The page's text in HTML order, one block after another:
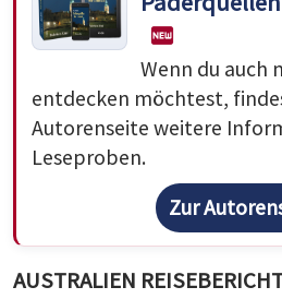
Wenn du auch
entdecken möchtest,
Autorenseite weitere
Leseproben.
Zur
AUSTRALIEN